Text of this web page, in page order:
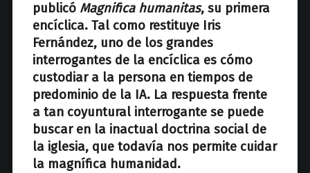
publicó Magnifica humanitas, su primera
encíclica. Tal como restituye Iris
Fernández, uno de los grandes
interrogantes de la encíclica es cómo
custodiar a la persona en tiempos de
predominio de la IA. La respuesta frente
a tan coyuntural interrogante se puede
buscar en la inactual doctrina social de
la iglesia, que todavía nos permite cuidar
la magnífica humanidad.